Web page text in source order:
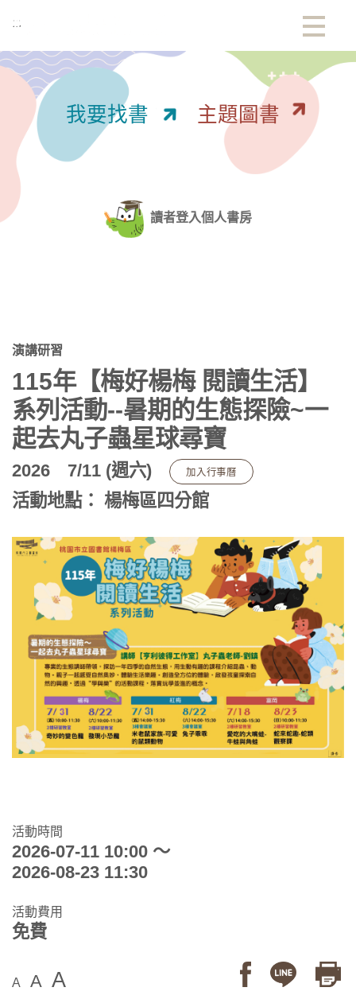
:::
我要找書 主題圖書
讀者登入個人書房
:::
演講研習
115年【梅好楊梅 閱讀生活】
系列活動--暑期的生態探險~一
起去丸子蟲星球尋寶
2026 7/11 (週六) 加入行事曆
活動地點： 楊梅區四分館
活動時間
2026-07-11 10:00 ～
2026-08-23 11:30
活動費用
免費
A A A